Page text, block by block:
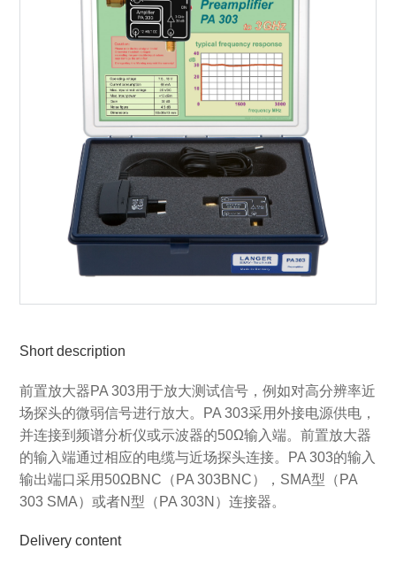
Short description
前置放大器PA 303用于放大测试信号，例如对高分辨率近
场探头的微弱信号进行放大。PA 303采用外接电源供电，
并连接到频谱分析仪或示波器的50Ω输入端。前置放大器
的输入端通过相应的电缆与近场探头连接。PA 303的输入
输出端口采用50ΩBNC（PA 303BNC），SMA型（PA
303 SMA）或者N型（PA 303N）连接器。
Delivery content